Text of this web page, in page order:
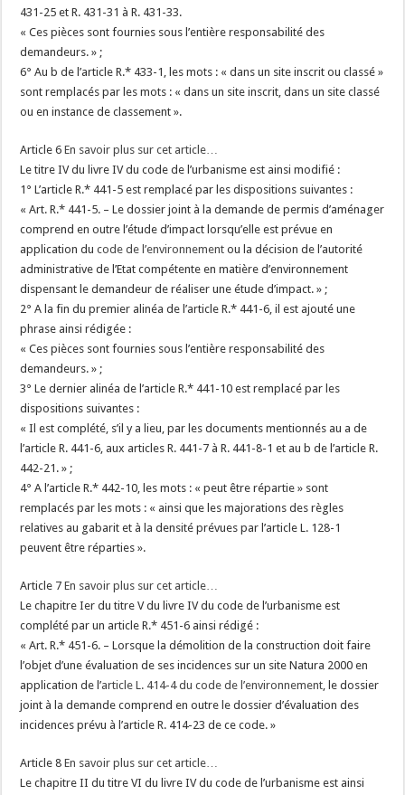
431-25 et R. 431-31 à R. 431-33.
« Ces pièces sont fournies sous l’entière responsabilité des
demandeurs. » ;
6° Au b de l’article R.* 433-1, les mots : « dans un site inscrit ou classé »
sont remplacés par les mots : « dans un site inscrit, dans un site classé
ou en instance de classement ».
Article 6En savoir plus sur cet article…
Le titre IV du livre IV du code de l’urbanisme est ainsi modifié :
1° L’article R.* 441-5 est remplacé par les dispositions suivantes :
« Art. R.* 441-5. – Le dossier joint à la demande de permis d’aménager
comprend en outre l’étude d’impact lorsqu’elle est prévue en
application ducode de l’environnement ou la décision de l’autorité
administrative de l’Etat compétente en matière d’environnement
dispensant le demandeur de réaliser une étude d’impact. » ;
2° A la fin du premier alinéa de l’article R.* 441-6, il est ajouté une
phrase ainsi rédigée :
« Ces pièces sont fournies sous l’entière responsabilité des
demandeurs. » ;
3° Le dernier alinéa de l’article R.* 441-10 est remplacé par les
dispositions suivantes :
« Il est complété, s’il y a lieu, par les documents mentionnés au a de
l’article R. 441-6, aux articles R. 441-7 à R. 441-8-1 et au b de l’article R.
442-21. » ;
4° A l’article R.* 442-10, les mots : « peut être répartie » sont
remplacés par les mots : « ainsi que les majorations des règles
relatives au gabarit et à la densité prévues par l’article L. 128-1
peuvent être réparties ».
Article 7En savoir plus sur cet article…
Le chapitre Ier du titre V du livre IV du code de l’urbanisme est
complété par un article R.* 451-6 ainsi rédigé :
« Art. R.* 451-6. – Lorsque la démolition de la construction doit faire
l’objet d’une évaluation de ses incidences sur un site Natura 2000 en
application de l’article L. 414-4 du code de l’environnement, le dossier
joint à la demande comprend en outre le dossier d’évaluation des
incidences prévu à l’article R. 414-23 de ce code. »
Article 8En savoir plus sur cet article…
Le chapitre II du titre VI du livre IV du code de l’urbanisme est ainsi